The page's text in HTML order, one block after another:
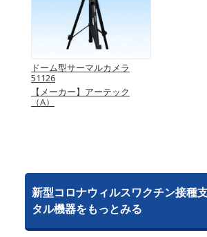
ドーム型サーマルカメラ
51126
【メーカー】アーテック
（A）
新型コロナウィルスワクチン接種
タル機器をもっとみる